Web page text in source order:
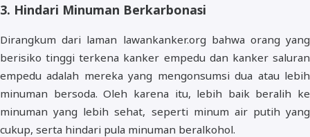
3. Hindari Minuman Berkarbonasi
Dirangkum dari laman lawankanker.org bahwa orang yang
berisiko tinggi terkena kanker empedu dan kanker saluran
empedu adalah mereka yang mengonsumsi dua atau lebih
minuman bersoda. Oleh karena itu, lebih baik beralih ke
minuman yang lebih sehat, seperti minum air putih yang
cukup, serta hindari pula minuman beralkohol.